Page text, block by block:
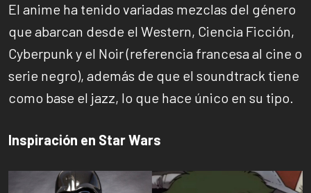
El anime ha tenido variadas mezclas del género
que abarcan desde el Western, Ciencia Ficción,
Cyberpunk y el Noir (referencia francesa al cine o
serie negro), además de que el soundtrack tiene
como base el jazz, lo que hace único en su tipo.
Inspiración en Star Wars